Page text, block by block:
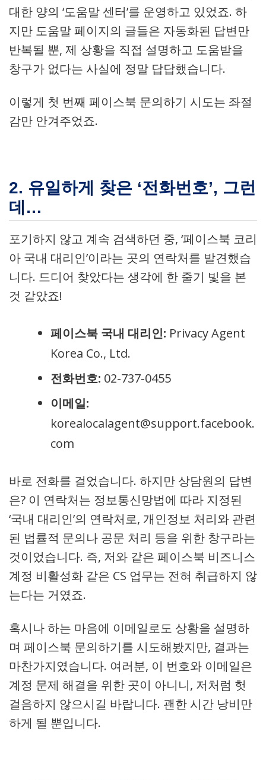
대한 양의 ‘도움말 센터’를 운영하고 있었죠. 하
지만 도움말 페이지의 글들은 자동화된 답변만
반복될 뿐, 제 상황을 직접 설명하고 도움받을
창구가 없다는 사실에 정말 답답했습니다.
이렇게 첫 번째 페이스북 문의하기 시도는 좌절
감만 안겨주었죠.
2. 유일하게 찾은 ‘전화번호’, 그런
데…
포기하지 않고 계속 검색하던 중, ‘페이스북 코리
아 국내 대리인’이라는 곳의 연락처를 발견했습
니다. 드디어 찾았다는 생각에 한 줄기 빛을 본
것 같았죠!
페이스북 국내 대리인: Privacy Agent
Korea Co., Ltd.
전화번호: 02-737-0455
이메일:
korealocalagent@support.facebook.
com
바로 전화를 걸었습니다. 하지만 상담원의 답변
은? 이 연락처는 정보통신망법에 따라 지정된
‘국내 대리인’의 연락처로, 개인정보 처리와 관련
된 법률적 문의나 공문 처리 등을 위한 창구라는
것이었습니다. 즉, 저와 같은 페이스북 비즈니스
계정 비활성화 같은 CS 업무는 전혀 취급하지 않
는다는 거였죠.
혹시나 하는 마음에 이메일로도 상황을 설명하
며 페이스북 문의하기를 시도해봤지만, 결과는
마찬가지였습니다. 여러분, 이 번호와 이메일은
계정 문제 해결을 위한 곳이 아니니, 저처럼 헛
걸음하지 않으시길 바랍니다. 괜한 시간 낭비만
하게 될 뿐입니다.